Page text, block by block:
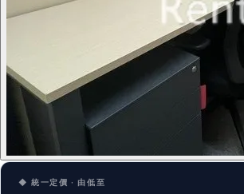
◆ 統一定價 · 由低至